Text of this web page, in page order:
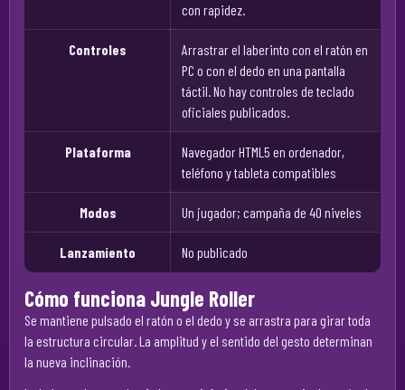
con rapidez.
Controles
Arrastrar el laberinto con el ratón en
PC o con el dedo en una pantalla
táctil. No hay controles de teclado
oficiales publicados.
Plataforma
Navegador HTML5 en ordenador,
teléfono y tableta compatibles
Modos Un jugador; campaña de 40 niveles
Lanzamiento No publicado
Cómo funciona Jungle Roller
Se mantiene pulsado el ratón o el dedo y se arrastra para girar toda
la estructura circular. La amplitud y el sentido del gesto determinan
la nueva inclinación.